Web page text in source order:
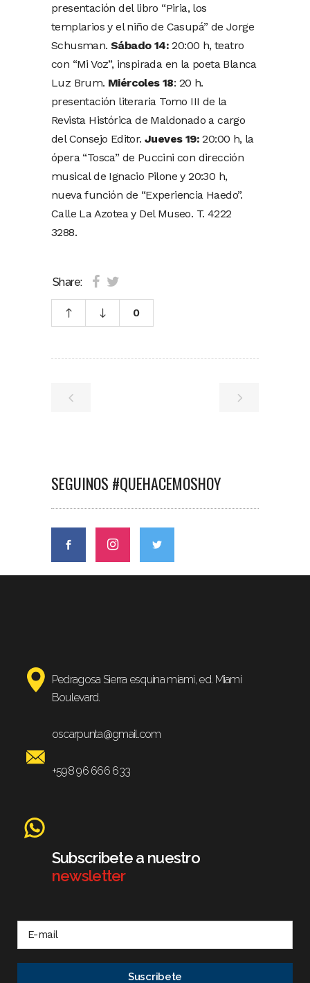
presentación del libro “Piria, los
templarios y el niño de Casupá” de Jorge
Schusman.Sábado 14: 20:00 h, teatro
con “Mi Voz”, inspirada en la poeta Blanca
Luz Brum. Miércoles 18: 20 h.
presentación literaria Tomo III de la
Revista Histórica de Maldonado a cargo
del Consejo Editor. Jueves 19: 20:00 h, la
ópera “Tosca” de Puccini con dirección
musical de Ignacio Pilone y 20:30 h,
nueva función de “Experiencia Haedo”.
Calle La Azotea y Del Museo. T. 4222
3288.
Share:
0
SEGUINOS #QUEHACEMOSHOY
Pedragosa Sierra esquina miami, ed. Miami
Boulevard.
oscarpunta@gmail.com
+598 96 666 633
Subscribete a nuestro
newsletter